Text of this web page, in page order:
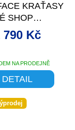
KRAŤASY
SHOP
-XXL
NA PRODEJNĚ
790 Kč
DETAIL